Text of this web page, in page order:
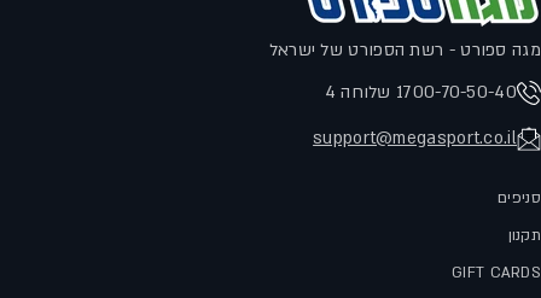
מגה ספורט - רשת הספורט של ישראל
1700-70-50-40 שלוחה 4
support@megasport.co.il
סניפים
תקנון
GIFT CARDS